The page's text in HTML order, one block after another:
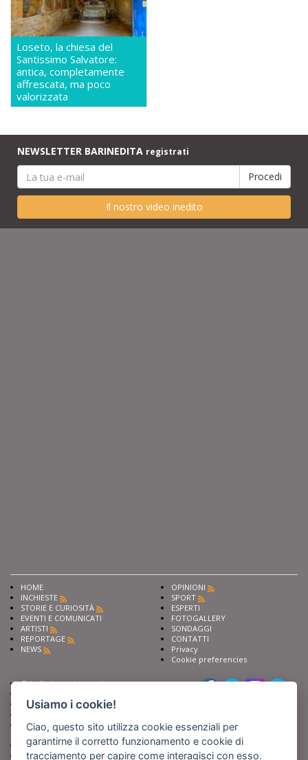
Loseto, la chiesa del
Santissimo Salvatore:
antica, completamente
affrescata, ma poco
valorizzata
NEWSLETTER BARINEDITA registrati
Il nostro video inedito
HOME
INCHIESTE
STORIE E CURIOSITÀ
EVENTI E COMUNICATI
ARTISTI
REPORTAGE
NEWS
OPINIONI
SPORT
ESPERTI
FOTOGALLERY
SONDAGGI
CONTATTI
Privacy
Cookie preferencies
Chiedi ai nostri esperti
Fai pubblicità con noi
Iscriviti al nostro corso di
giornalismo
Compra i nostri libri
Entra in Barinedita Map
Usiamo i cookie!
Ciao, questo sito utilizza cookie essenziali per
garantirne il corretto funzionamento e cookie di
tracciamento per capire come interagisci con esso.